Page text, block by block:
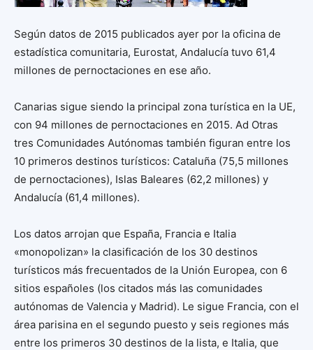
Según datos de 2015 publicados ayer por la oficina de
estadística comunitaria, Eurostat, Andalucía tuvo 61,4
millones de pernoctaciones en ese año.
Canarias sigue siendo la principal zona turística en la UE,
con 94 millones de pernoctaciones en 2015. Ad Otras
tres Comunidades Autónomas también figuran entre los
10 primeros destinos turísticos: Cataluña (75,5 millones
de pernoctaciones), Islas Baleares (62,2 millones) y
Andalucía (61,4 millones).
Los datos arrojan que España, Francia e Italia
«monopolizan» la clasificación de los 30 destinos
turísticos más frecuentados de la Unión Europea, con 6
sitios españoles (los citados más las comunidades
autónomas de Valencia y Madrid). Le sigue Francia, con el
área parisina en el segundo puesto y seis regiones más
entre los primeros 30 destinos de la lista, e Italia, que